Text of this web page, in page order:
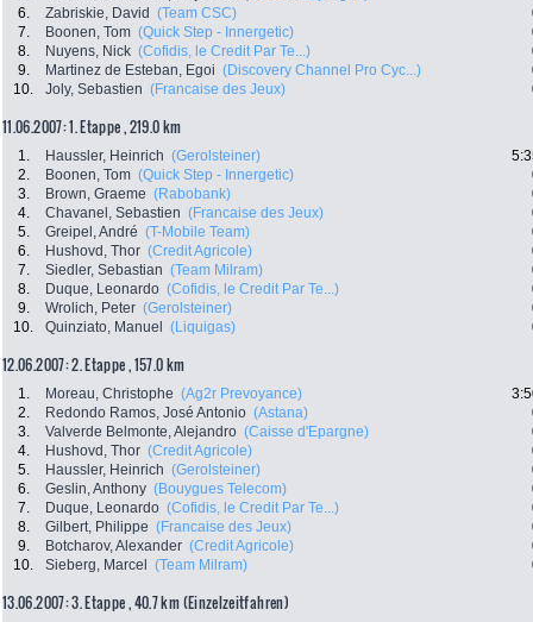
6.
Zabriskie, David (Team CSC)
7.
Boonen, Tom (Quick Step - Innergetic)
8.
Nuyens, Nick (Cofidis, le Credit Par Te...)
9.
Martinez de Esteban, Egoi (Discovery Channel Pro Cyc...)
10.
Joly, Sebastien (Francaise des Jeux)
11.06.2007: 1. Etappe , 219.0 km
1. Haussler, Heinrich (Gerolsteiner)
2.
Boonen, Tom (Quick Step - Innergetic)
3.
Brown, Graeme (Rabobank)
4.
Chavanel, Sebastien (Francaise des Jeux)
5.
Greipel, André (T-Mobile Team)
6.
Hushovd, Thor (Credit Agricole)
7.
Siedler, Sebastian (Team Milram)
8.
Duque, Leonardo (Cofidis, le Credit Par Te...)
9.
Wrolich, Peter (Gerolsteiner)
10.
Quinziato, Manuel (Liquigas)
12.06.2007: 2. Etappe , 157.0 km
1. Moreau, Christophe (Ag2r Prevoyance)
2.
Redondo Ramos, José Antonio (Astana)
3.
Valverde Belmonte, Alejandro (Caisse d'Epargne)
4.
Hushovd, Thor (Credit Agricole)
5.
Haussler, Heinrich (Gerolsteiner)
6.
Geslin, Anthony (Bouygues Telecom)
7.
Duque, Leonardo (Cofidis, le Credit Par Te...)
8.
Gilbert, Philippe (Francaise des Jeux)
9.
Botcharov, Alexander (Credit Agricole)
10.
Sieberg, Marcel (Team Milram)
13.06.2007: 3. Etappe , 40.7 km (Einzelzeitfahren)